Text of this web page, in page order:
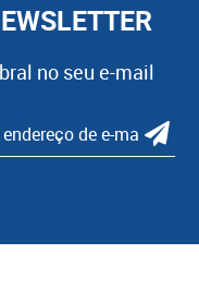
no seu e-mail